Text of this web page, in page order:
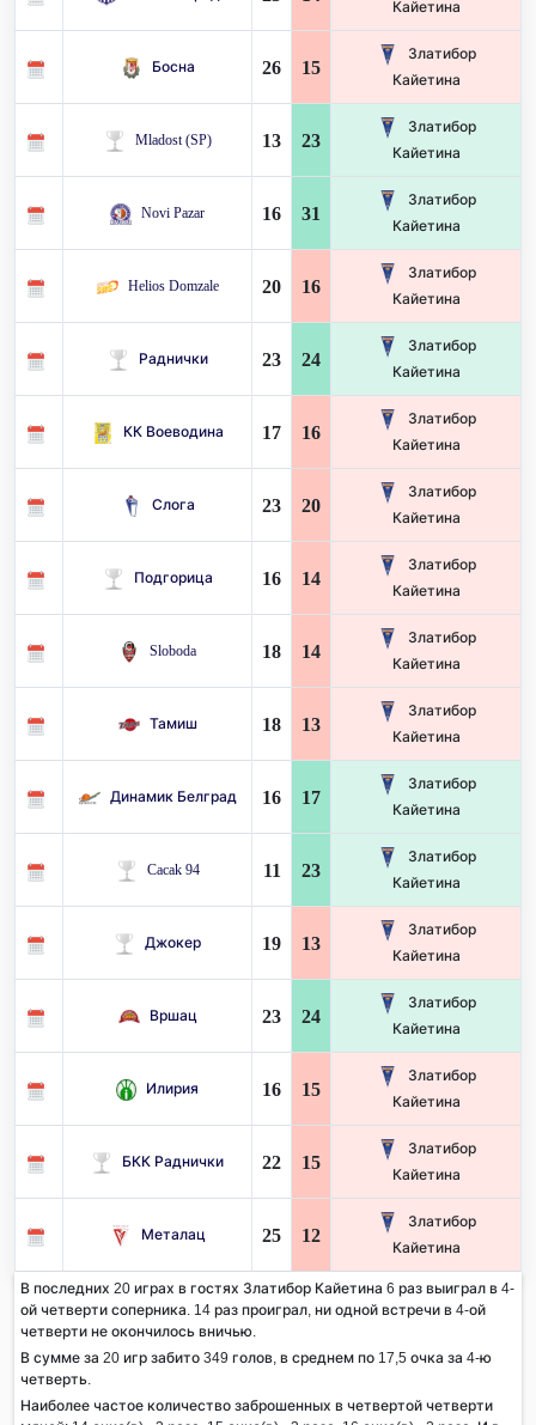
Кайетина
Босна 26 15
Златибор
Кайетина
Mladost (SP) 13 23
Златибор
Кайетина
Novi Pazar 16 31
Златибор
Кайетина
Helios Domzale 20 16
Златибор
Кайетина
Раднички 23 24
Златибор
Кайетина
КК Воеводина 17 16
Златибор
Кайетина
Слога 23 20
Златибор
Кайетина
Подгорица 16 14
Златибор
Кайетина
Sloboda 18 14
Златибор
Кайетина
Тамиш 18 13
Златибор
Кайетина
Динамик Белград 16 17
Златибор
Кайетина
Cacak 94 11 23
Златибор
Кайетина
Джокер 19 13
Златибор
Кайетина
Вршац 23 24
Златибор
Кайетина
Илирия 16 15
Златибор
Кайетина
БКК Раднички 22 15
Златибор
Кайетина
Металац 25 12
Златибор
Кайетина
В последних 20 играх в гостях Златибор Кайетина 6 раз выиграл в 4-
ой четверти соперника. 14 раз проиграл, ни одной встречи в 4-ой
четверти не окончилось вничью.
В сумме за 20 игр забито 349 голов, в среднем по 17,5 очка за 4-ю
четверть.
Наиболее частое количество заброшенных в четвертой четверти